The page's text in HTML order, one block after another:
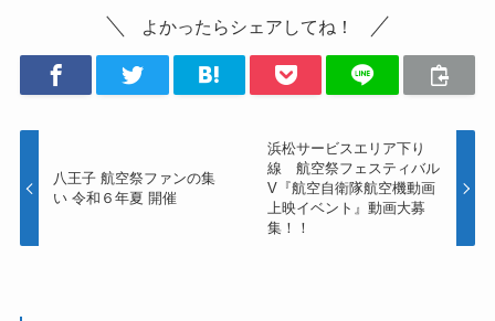
よかったらシェアしてね！
八王子 航空祭ファンの集
い 令和６年夏 開催
浜松サービスエリア下り
線 航空祭フェスティバル
V『航空自衛隊航空機動画
上映イベント』動画大募
集！！